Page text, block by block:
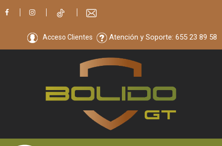
Acceso Clientes Atención y Soporte: 655 23 89 58